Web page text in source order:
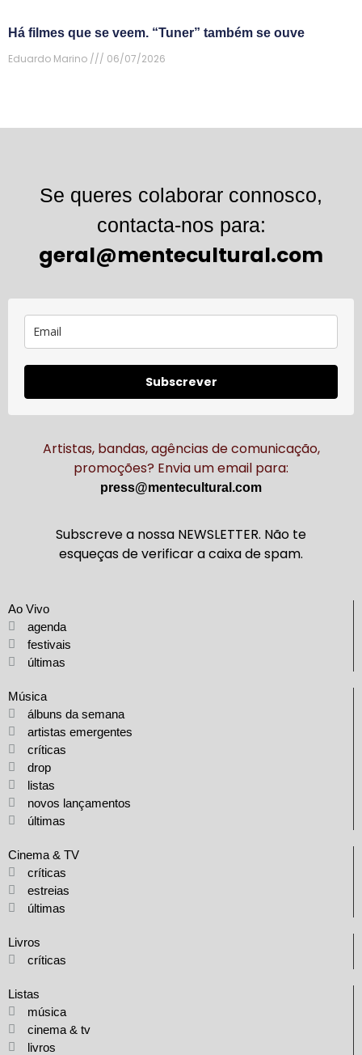
Há filmes que se veem. “Tuner” também se ouve
Eduardo Marino
06/07/2026
Se queres colaborar connosco,
contacta-nos para:
geral@mentecultural.com
Subscrever
Artistas, bandas, agências de comunicação,
promoções? Envia um email para:
press@mentecultural.com
Subscreve a nossa NEWSLETTER. Não te
esqueças de verificar a caixa de spam.
Ao Vivo
agenda
festivais
últimas
Música
álbuns da semana
artistas emergentes
críticas
drop
listas
novos lançamentos
últimas
Cinema & TV
críticas
estreias
últimas
Livros
críticas
Listas
música
cinema & tv
livros